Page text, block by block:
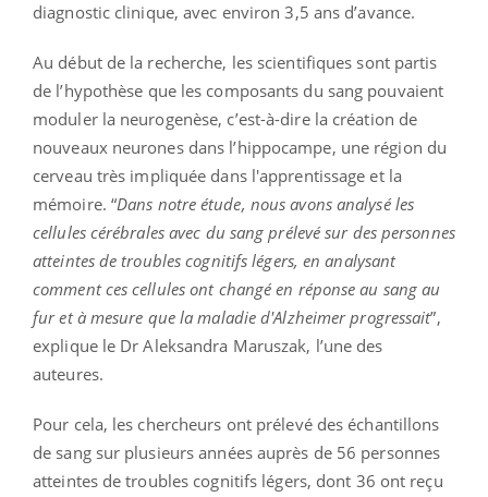
diagnostic clinique, avec environ 3,5 ans d’avance.
Au début de la recherche, les scientifiques sont partis
de l’hypothèse que les composants du sang pouvaient
moduler la neurogenèse, c’est-à-dire la création de
nouveaux neurones dans l’hippocampe, une région du
cerveau très impliquée dans l'apprentissage et la
mémoire. “Dans notre étude, nous avons analysé les
cellules cérébrales avec du sang prélevé sur des personnes
atteintes de troubles cognitifs légers, en analysant
comment ces cellules ont changé en réponse au sang au
fur et à mesure que la maladie d'Alzheimer progressait”,
explique le Dr Aleksandra Maruszak, l’une des
auteures.
Pour cela, les chercheurs ont prélevé des échantillons
de sang sur plusieurs années auprès de 56 personnes
atteintes de troubles cognitifs légers, dont 36 ont reçu